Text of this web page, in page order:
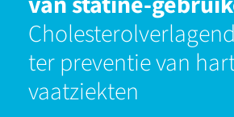
ter preventie van
vaatziekten